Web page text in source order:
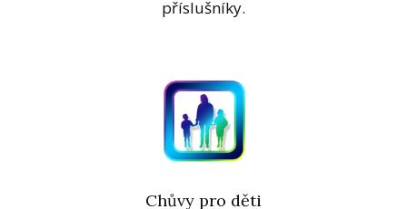
příslušníky.
Chůvy pro děti